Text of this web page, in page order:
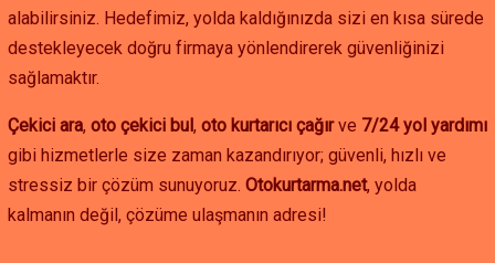
alabilirsiniz. Hedefimiz, yolda kaldığınızda sizi en kısa sürede
destekleyecek doğru firmaya yönlendirerek güvenliğinizi
sağlamaktır.
Çekici ara, oto çekici bul, oto kurtarıcı çağırve 7/24 yol yardımı
gibi hizmetlerle size zaman kazandırıyor; güvenli, hızlı ve
stressiz bir çözüm sunuyoruz. Otokurtarma.net, yolda
kalmanın değil, çözüme ulaşmanın adresi!